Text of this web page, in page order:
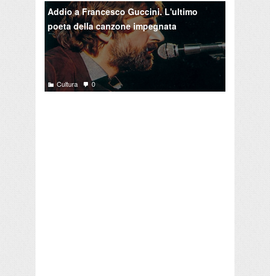
Addio a Francesco Guccini. L'ultimo
poeta della canzone impegnata
Cultura 0